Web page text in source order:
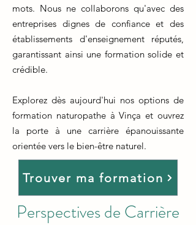
mots. Nous ne collaborons qu'avec des
entreprises dignes de confiance et des
établissements d'enseignement réputés,
garantissant ainsi une formation solide et
crédible.
Explorez dès aujourd'hui nos options de
formation naturopathe à Vinça et ouvrez
la porte à une carrière épanouissante
orientée vers le bien-être naturel.
Trouver ma formation
Perspectives de Carrière